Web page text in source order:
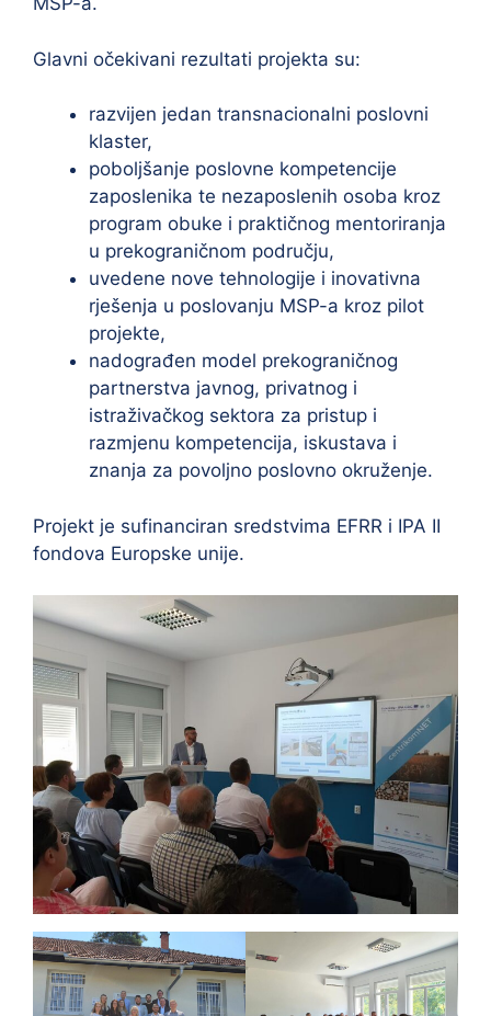
Glavni očekivani rezultati projekta su:
razvijen jedan transnacionalni poslovni
klaster,
poboljšanje poslovne kompetencije
zaposlenika te nezaposlenih osoba kroz
program obuke i praktičnog mentoriranja
u prekograničnom području,
uvedene nove tehnologije i inovativna
rješenja u poslovanju MSP-a kroz pilot
projekte,
nadograđen model prekograničnog
partnerstva javnog, privatnog i
istraživačkog sektora za pristup i
razmjenu kompetencija, iskustava i
znanja za povoljno poslovno okruženje.
Projekt je sufinanciran sredstvima EFRR i IPA II
fondova Europske unije.